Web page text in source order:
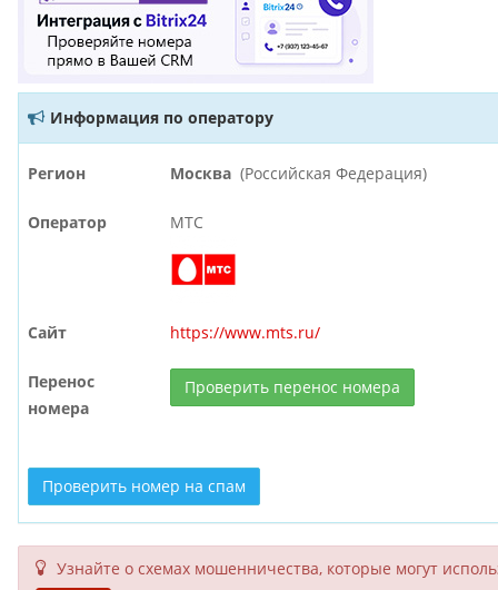
Информация по оператору
Регион Москва (Российская Федерация)
Оператор МТС
Сайт https://www.mts.ru/
Перенос
номера
Проверить перенос номера
Проверить номер на спам
Узнайте о схемах мошенни­чества, кото­рые могут